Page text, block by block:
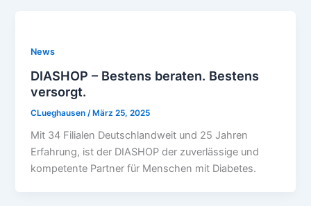
News
DIASHOP – Bestens beraten. Bestens
versorgt.
CLueghausen /März 25, 2025
Mit 34 Filialen Deutschlandweit und 25 Jahren
Erfahrung, ist der DIASHOP der zuverlässige und
kompetente Partner für Menschen mit Diabetes.